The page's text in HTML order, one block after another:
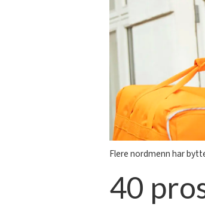
Flere nordmenn har
40